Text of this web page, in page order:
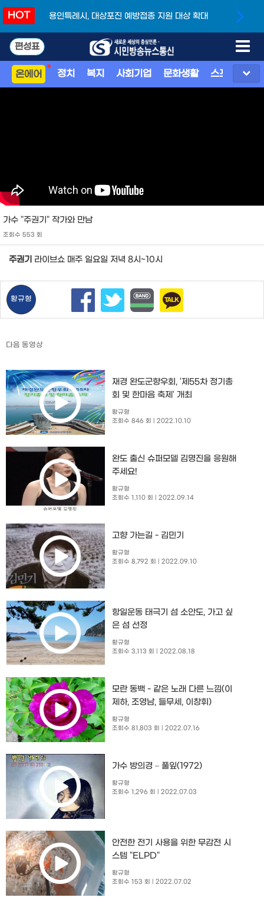
HOT 용인특례시, 대상포진 예방접종 지원 대상 확대
편성표
온에어 정치 복지 사회기업 문화생활 스포츠 지
가수 "주권기" 작가와 만남
조회수 553 회
주권기 라이브쇼 매주 일요일 저녁 8시~10시
황규형
다음 동영상
재경 완도군향우회, '제55차 정기총
회 및 한마음 축제' 개최
황규형
조회수 846 회
| 2022.10.10
완도 출신 슈퍼모델 김명진을 응원해
주세요!
황규형
조회수 1,110 회
| 2022.09.14
고향 가는길 - 김민기
황규형
조회수 8,792 회
| 2022.09.10
항일운동 태극기 섬 소안도, 가고 싶
은 섬 선정
황규형
조회수 3,113 회
| 2022.08.18
모란 동백 - 같은 노래 다른 느낌(이
제하, 조영남, 들무세, 이창휘)
황규형
조회수 81,803 회
| 2022.07.16
가수 방의경 – 풀잎(1972)
황규형
조회수 1,296 회
| 2022.07.03
안전한 전기 사용을 위한 무감전 시
스템 "ELPD"
황규형
조회수 153 회
| 2022.07.02